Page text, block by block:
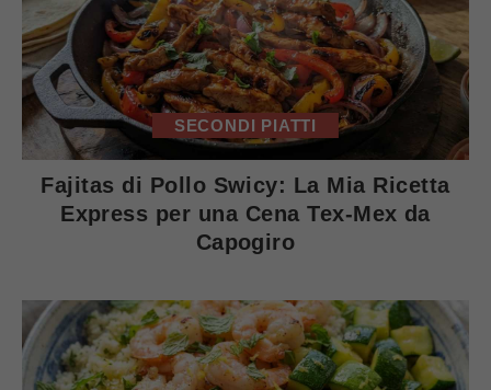
SECONDI PIATTI
Fajitas di Pollo Swicy: La Mia Ricetta
Express per una Cena Tex-Mex da
Capogiro